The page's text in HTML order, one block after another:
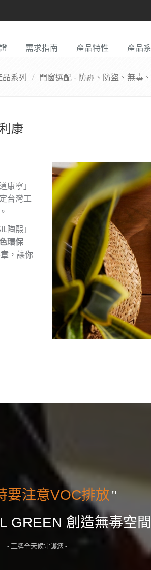
需求指南 產品特性 產品
品系列 門窗選配 - 防霾、防盜、無毒
康
康寧」
台灣工
陶熙」
環保
，讓你
要注意VOC排放
GREEN 創造無毒空間
- 王牌全天候守護您 -